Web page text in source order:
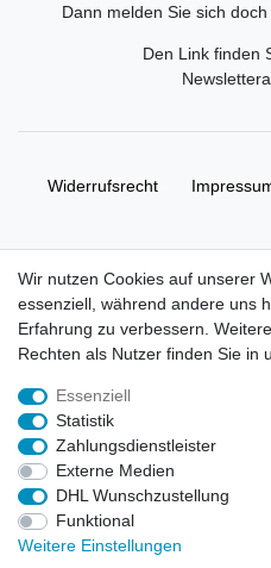
Dann melden Sie sich
Den Link finden
Widerrufs­recht
© Copyright 2026 | Alle Rechte
Handelsgesellschaft mbH.
Alle Markennamen,
und Beschreibungen sind
Eigentümer und dienen hier nur
Preise nur für registrierte
€
Wir nutzen Cookies auf unserer
essenziell, während andere uns
Erfahrung zu verbessern.
Rechten als Nutzer finden Sie in
Essenziell
Statistik
Zahlungsdienstleister
Externe Medien
DHL Wunschzustellung
Funktional
Weitere Einstellungen